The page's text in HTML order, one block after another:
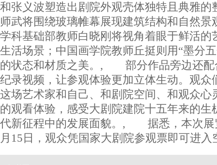
和张义波塑造出剧院外观壳体独特且典雅的
师武将围绕玻璃帷幕展现建筑结构和自然景
学科基础部教师白晓刚将视角着眼于鲜活的
生活场景；中国画学院教师丘挺则用“墨分
的状态和材质之美。, 部分作品旁边还配
纪录视频，让参观体验更加立体生动。观
这场艺术家和自己、和剧院空间、和观众心
的观看体验，感受大剧院建院十五年来的生
代新征程中的发展面貌。, 据悉，本次展
月15日，观众凭国家大剧院参观票即可进入